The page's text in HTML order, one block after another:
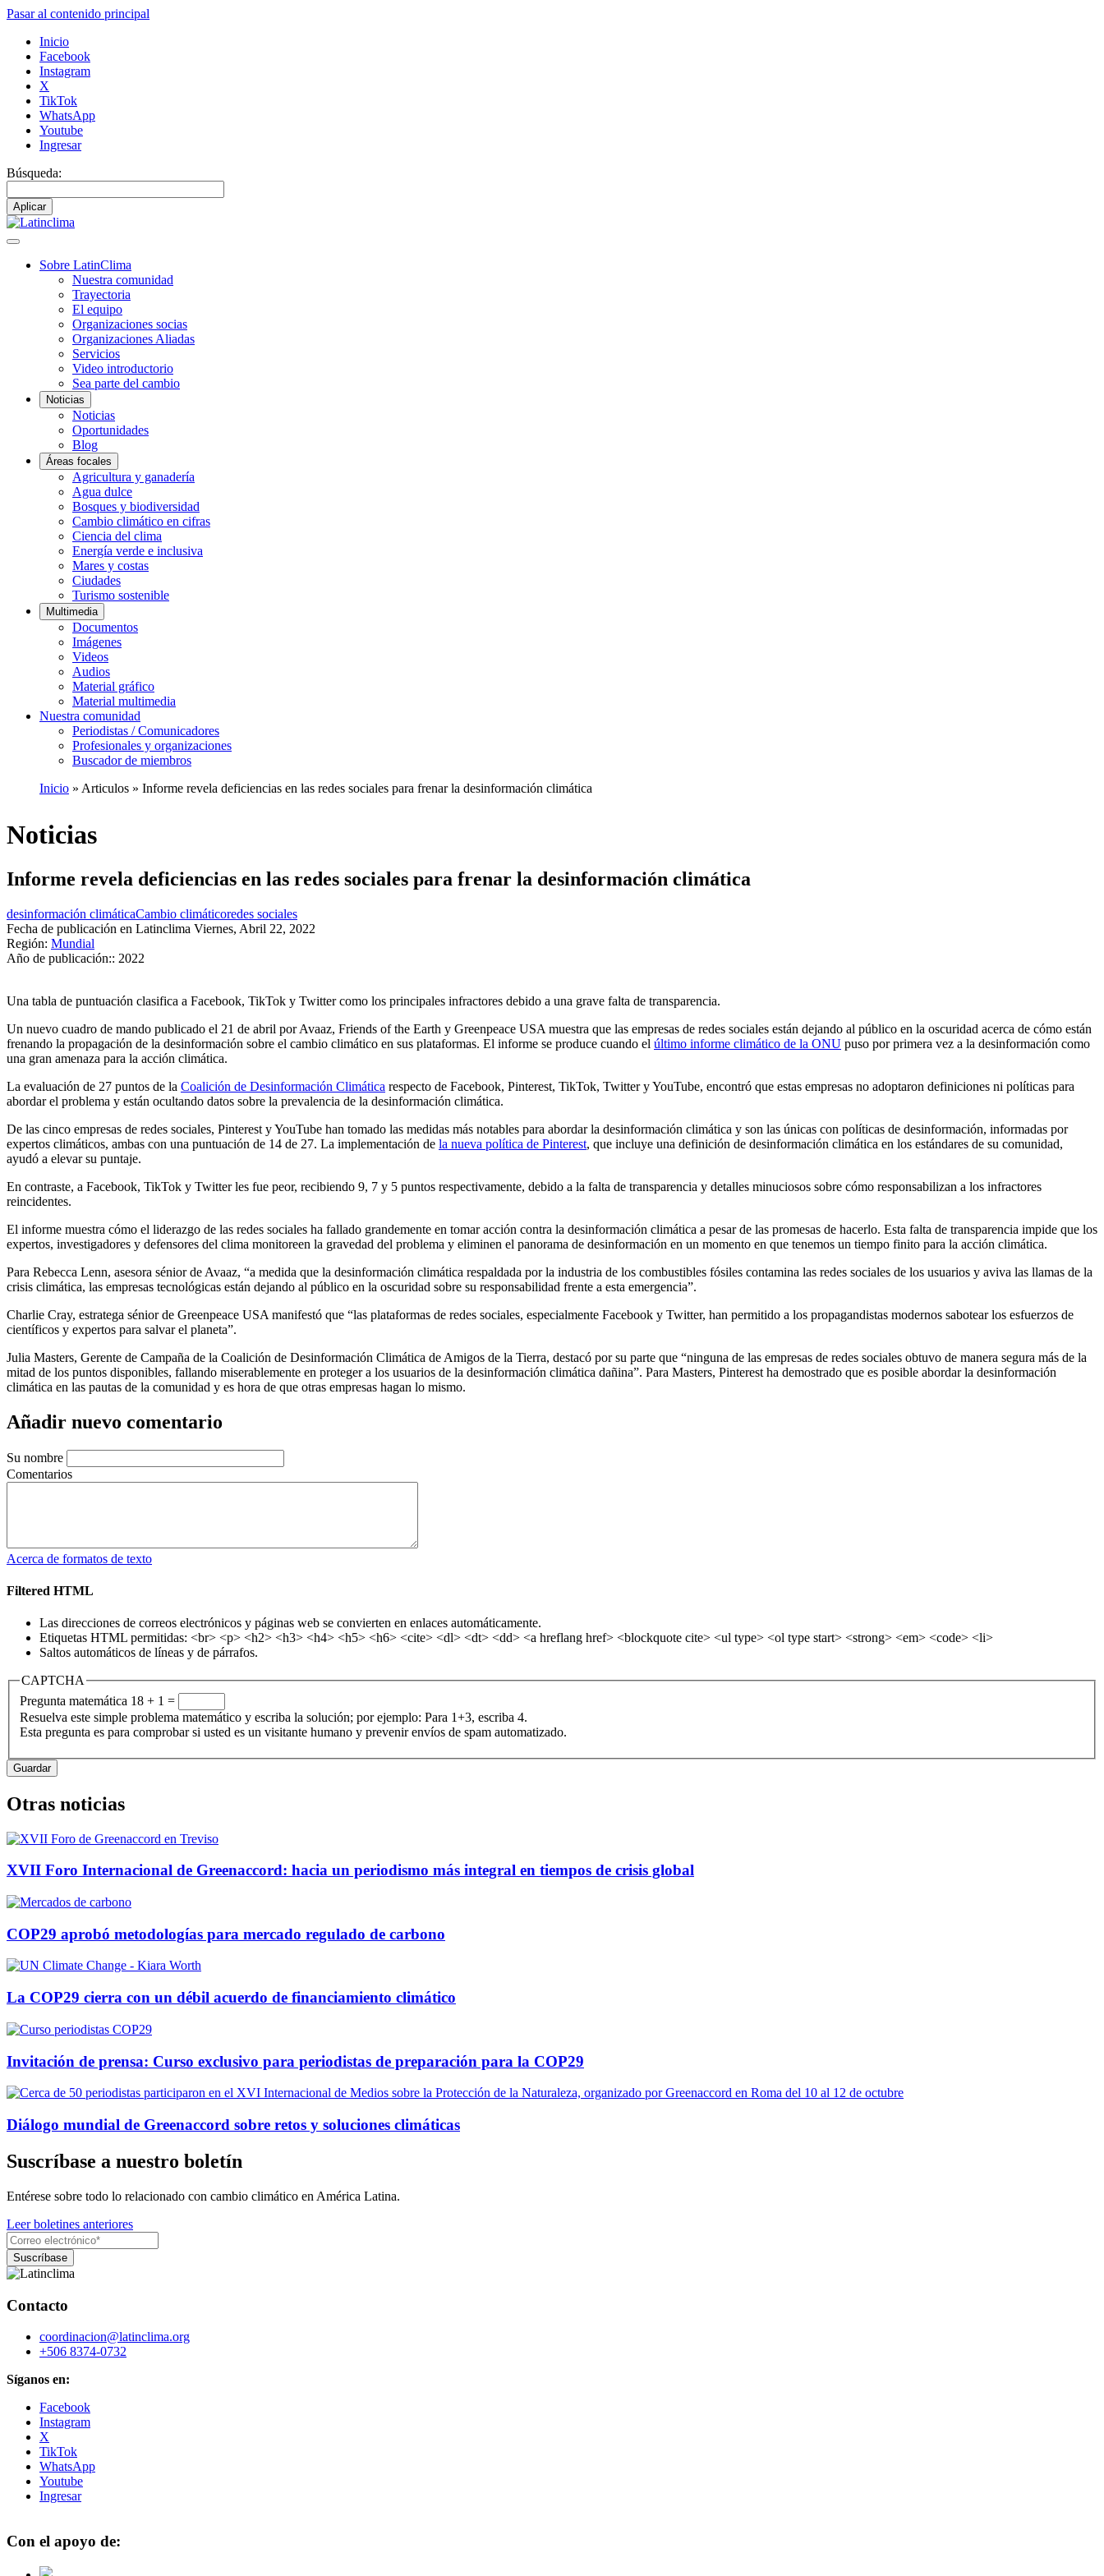
Pasar al contenido principal
Inicio
Facebook
Instagram
X
TikTok
WhatsApp
Youtube
Ingresar
Búsqueda:
Navegación
Sobre LatinClima
Nuestra comunidad
Trayectoria
El equipo
Organizaciones socias
Organizaciones Aliadas
Servicios
Video introductorio
Sea parte del cambio
Noticias
Noticias
Oportunidades
Blog
Áreas focales
Agricultura y ganadería
Agua dulce
Bosques y biodiversidad
Cambio climático en cifras
Ciencia del clima
Energía verde e inclusiva
Mares y costas
Ciudades
Turismo sostenible
Multimedia
Documentos
Imágenes
Videos
Audios
Material gráfico
Material multimedia
Nuestra comunidad
Periodistas / Comunicadores
Profesionales y organizaciones
Buscador de miembros
de
Inicio Articulos Informe revela deficiencias en las redes sociales para frenar la desinformación climática
Noticias
Informe revela deficiencias en las redes sociales para frenar la desinformación climática
desinformación climáticaCambio climáticoredes sociales
Fecha de publicación en Latinclima Viernes, Abril 22, 2022
Región: Mundial
Año de publicación:: 2022
Una tabla de puntuación clasifica a Facebook, TikTok y Twitter como los principales infractores debido a una grave falta de transparencia.
Un nuevo cuadro de mando publicado el 21 de abril por Avaaz, Friends of the Earth y Greenpeace USA muestra que las empresas de redes sociales están dejando al público en la oscuridad acerca de cómo están
frenando la propagación de la desinformación sobre el cambio climático en sus plataformas. El informe se produce cuando el último informe climático de la ONU puso por primera vez a la desinformación como
una gran amenaza para la acción climática.
La evaluación de 27 puntos de la Coalición de Desinformación Climática respecto de Facebook, Pinterest, TikTok, Twitter y YouTube, encontró que estas empresas no adoptaron definiciones ni políticas para
abordar el problema y están ocultando datos sobre la prevalencia de la desinformación climática.
De las cinco empresas de redes sociales, Pinterest y YouTube han tomado las medidas más notables para abordar la desinformación climática y son las únicas con políticas de desinformación, informadas por
expertos climáticos, ambas con una puntuación de 14 de 27. La implementación de la nueva política de Pinterest, que incluye una definición de desinformación climática en los estándares de su comunidad,
ayudó a elevar su puntaje.
En contraste, a Facebook, TikTok y Twitter les fue peor, recibiendo 9, 7 y 5 puntos respectivamente, debido a la falta de transparencia y detalles minuciosos sobre cómo responsabilizan a los infractores
reincidentes.
El informe muestra cómo el liderazgo de las redes sociales ha fallado grandemente en tomar acción contra la desinformación climática a pesar de las promesas de hacerlo. Esta falta de transparencia impide que los
expertos, investigadores y defensores del clima monitoreen la gravedad del problema y eliminen el panorama de desinformación en un momento en que tenemos un tiempo finito para la acción climática.
Para Rebecca Lenn, asesora sénior de Avaaz, “a medida que la desinformación climática respaldada por la industria de los combustibles fósiles contamina las redes sociales de los usuarios y aviva las llamas de la
crisis climática, las empresas tecnológicas están dejando al público en la oscuridad sobre su responsabilidad frente a esta emergencia”.
Charlie Cray, estratega sénior de Greenpeace USA manifestó que “las plataformas de redes sociales, especialmente Facebook y Twitter, han permitido a los propagandistas modernos sabotear los esfuerzos de
científicos y expertos para salvar el planeta”.
Julia Masters, Gerente de Campaña de la Coalición de Desinformación Climática de Amigos de la Tierra, destacó por su parte que “ninguna de las empresas de redes sociales obtuvo de manera segura más de la
mitad de los puntos disponibles, fallando miserablemente en proteger a los usuarios de la desinformación climática dañina”. Para Masters, Pinterest ha demostrado que es posible abordar la desinformación
climática en las pautas de la comunidad y es hora de que otras empresas hagan lo mismo.
Añadir nuevo comentario
Su nombre
Comentarios
Acerca de formatos de texto
Filtered HTML
Las direcciones de correos electrónicos y páginas web se convierten en enlaces automáticamente.
Etiquetas HTML permitidas: <br> <p> <h2> <h3> <h4> <h5> <h6> <cite> <dl> <dt> <dd> <a hreflang href> <blockquote cite> <ul type> <ol type start> <strong> <em> <code> <li>
Saltos automáticos de líneas y de párrafos.
CAPTCHA
Pregunta matemática 18 + 1 =
Resuelva este simple problema matemático y escriba la solución; por ejemplo: Para 1+3, escriba 4.
Esta pregunta es para comprobar si usted es un visitante humano y prevenir envíos de spam automatizado.
Otras noticias
XVII Foro Internacional de Greenaccord: hacia un periodismo más integral en tiempos de crisis global
COP29 aprobó metodologías para mercado regulado de carbono
La COP29 cierra con un débil acuerdo de financiamiento climático
Invitación de prensa: Curso exclusivo para periodistas de preparación para la COP29
Diálogo mundial de Greenaccord sobre retos y soluciones climáticas
Suscríbase a nuestro boletín
Entérese sobre todo lo relacionado con cambio climático en América Latina.
Leer boletines anteriores
Contacto
coordinacion@latinclima.org
+506 8374-0732
Síganos en:
Facebook
Instagram
X
TikTok
WhatsApp
Youtube
Ingresar
Con el apoyo de: